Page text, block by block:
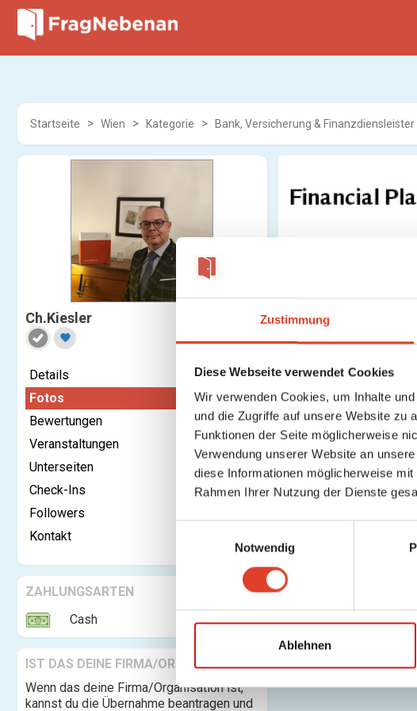
Zustimmung
Diese Webseite verwendet Cookies
Wir verwenden Cookies, um Inhalte
und die Zugriffe auf unsere Website zu
Funktionen der Seite möglicherweise
Verwendung unserer Website an
diese Informationen möglicherweise
Rahmen Ihrer Nutzung der Dienste
n
g
u
Notwendig
Ablehnen
Startseite Wien Kategorie Bank, Versicherung & Finanzdiensleister
Ch.Kiesler
favorite
Details
Fotos
Bewertungen
Veranstaltungen
Unterseiten
Check-Ins
Followers
Kontakt
ZAHLUNGSARTEN
Cash
IST DAS DEINE FIRMA/ORGANISATION?
Wenn das deine Firma/Organisation ist,
kannst du die Übernahme beantragen und
Kontaktieren
Fotos